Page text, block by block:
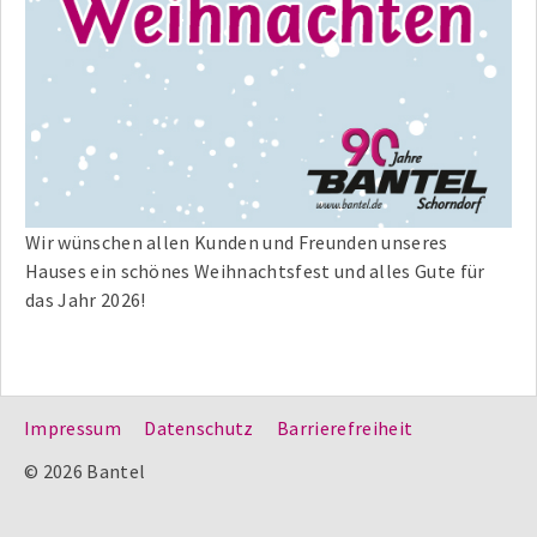
Wir wünschen allen Kunden und Freunden unseres
Hauses ein schönes Weihnachtsfest und alles Gute für
das Jahr 2026!
Impressum Datenschutz
Barrierefreiheit
© 2026 Bantel